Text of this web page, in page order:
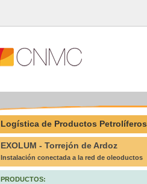
Logística de Productos Petrolíferos
EXOLUM - Torrejón de Ardoz
Instalación conectada a la red de oleoductos
PRODUCTOS: